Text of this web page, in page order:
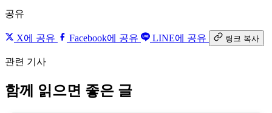
공유
X에 공유 Facebook에 공유 LINE에 공유 링크 복사
관련 기사
함께 읽으면 좋은 글